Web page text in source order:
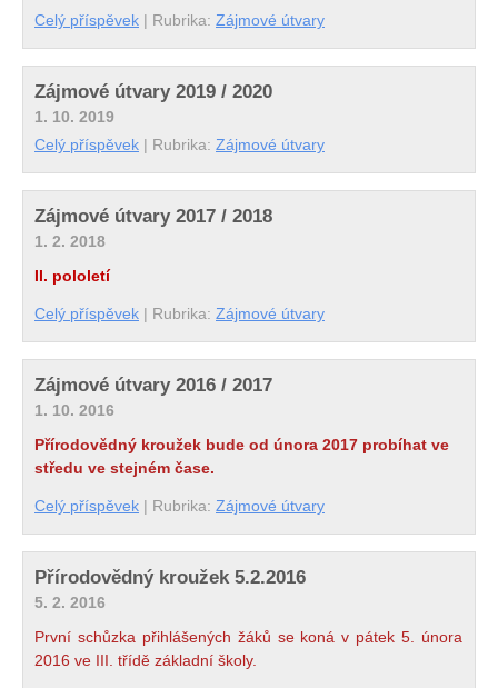
Celý příspěvek | Rubrika: Zájmové útvary
Zájmové útvary 2019 / 2020
1. 10. 2019
Celý příspěvek | Rubrika: Zájmové útvary
Zájmové útvary 2017 / 2018
1. 2. 2018
II. pololetí
Celý příspěvek | Rubrika: Zájmové útvary
Zájmové útvary 2016 / 2017
1. 10. 2016
Přírodovědný kroužek bude od února 2017 probíhat ve
středu ve stejném čase.
Celý příspěvek | Rubrika: Zájmové útvary
Přírodovědný kroužek 5.2.2016
5. 2. 2016
První schůzka přihlášených žáků se koná v pátek 5. února
2016 ve III. třídě základní školy.